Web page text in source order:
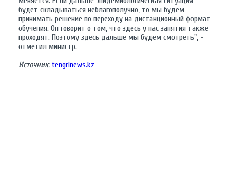
будет складываться неблагополучно, то мы будем
принимать решение по переходу на дистанционный формат
обучения. Он говорит о том, что здесь у нас занятия также
проходят. Поэтому здесь дальше мы будем смотреть", -
отметил министр.
Источник:tengrinews.kz